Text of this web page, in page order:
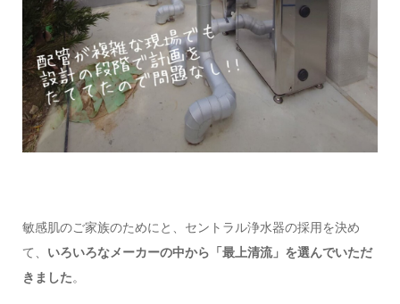
敏感肌のご家族のためにと、セントラル浄水器の採用を決め
て、 いろいろなメーカーの中から「最上清流」を選んでいただ
きました。